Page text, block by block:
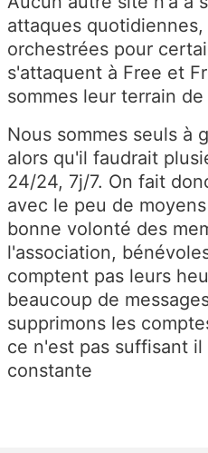
attaques
orchestrées pour
s'attaquent à Free et
sommes leur terrain de
Nous sommes seuls à
alors qu'il faudrait
24/24, 7j/7. On fait
avec le peu de
bonne volonté des
l'association,
comptent pas leurs
beaucoup de
supprimons les
ce n'est pas suffisant
constante